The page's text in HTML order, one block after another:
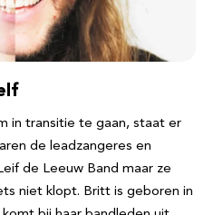
in transitie te gaan, staat er
de leadzangeres en
de Leeuw Band maar ze
niet klopt. Britt is geboren in